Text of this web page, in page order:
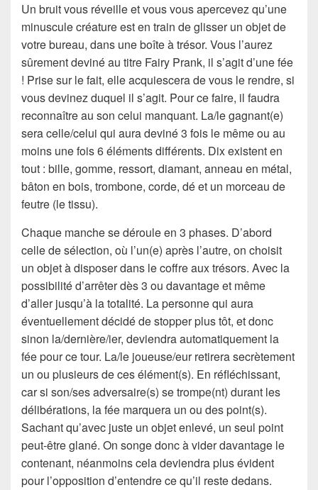
Un bruit vous réveille et vous vous apercevez qu’une
minuscule créature est en train de glisser un objet de
votre bureau, dans une boîte à trésor. Vous l’aurez
sûrement deviné au titre Fairy Prank, il s’agit d’une fée
! Prise sur le fait, elle acquiescera de vous le rendre, si
vous devinez duquel il s’agit. Pour ce faire, il faudra
reconnaître au son celui manquant. La/le gagnant(e)
sera celle/celui qui aura deviné 3 fois le même ou au
moins une fois 6 éléments différents. Dix existent en
tout : bille, gomme, ressort, diamant, anneau en métal,
bâton en bois, trombone, corde, dé et un morceau de
feutre (le tissu).
Chaque manche se déroule en 3 phases. D’abord
celle de sélection, où l’un(e) après l’autre, on choisit
un objet à disposer dans le coffre aux trésors. Avec la
possibilité d’arrêter dès 3 ou davantage et même
d’aller jusqu’à la totalité. La personne qui aura
éventuellement décidé de stopper plus tôt, et donc
sinon la/dernière/ier, deviendra automatiquement la
fée pour ce tour. La/le joueuse/eur retirera secrètement
un ou plusieurs de ces élément(s). En réfléchissant,
car si son/ses adversaire(s) se trompe(nt) durant les
délibérations, la fée marquera un ou des point(s).
Sachant qu’avec juste un objet enlevé, un seul point
peut-être glané. On songe donc à vider davantage le
contenant, néanmoins cela deviendra plus évident
pour l’opposition d’entendre ce qu’il reste dedans.